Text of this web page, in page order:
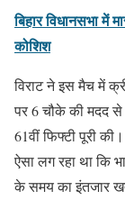
बिहार विधानसभा में
कोशिश
विराट ने इस मैच में
पर 6 चौके की मदद से
61वीं फिफ्टी पूरी
ऐसा लग रहा था कि
के समय का इंतजार